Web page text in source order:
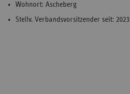
Wohnort: Ascheberg
Stellv. Verbandsvorsitzender seit: 2023